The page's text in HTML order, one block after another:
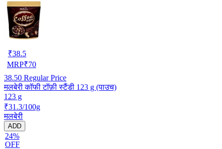
₹38.5
MRP₹70
38.50 Regular Price
मलबेरी कॉफी टॉफ़ी स्टैंडी 123 g (पाउच)
123 g
₹31.3/100g
मलबेरी
ADD
24%
OFF